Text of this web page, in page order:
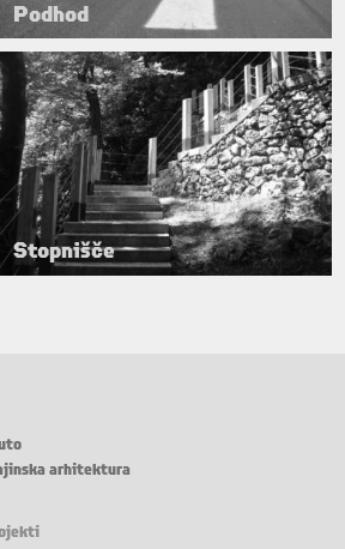
Podhod
Stopnišče
arhitektura